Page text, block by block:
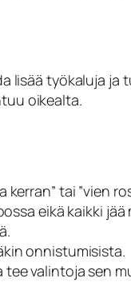
lisää työkaluja ja
oikealta.
tai ”vien
eikä kaikki jää
onnistumisista.
valintoja sen